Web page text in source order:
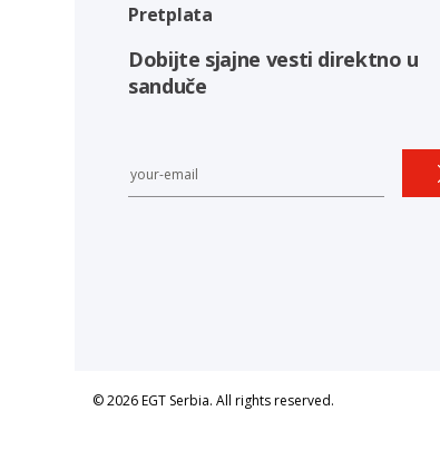
Pretplata
Dobijte sjajne vesti direktno u
sanduče
© 2026 EGT Serbia. All rights reserved.